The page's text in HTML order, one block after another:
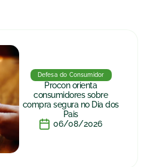
Defesa do Consumidor
Procon orienta
consumidores sobre
compra segura no Dia dos
Pais
06/08/2026